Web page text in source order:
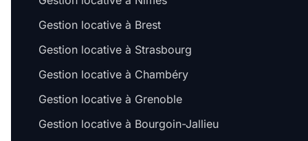
Gestion locative à Brest
Gestion locative à Strasbourg
Gestion locative à Chambéry
Gestion locative à Grenoble
Gestion locative à Bourgoin-Jallieu